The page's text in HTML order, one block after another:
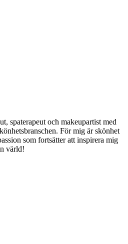
spaterapeut och makeupartist med
För mig är skönhet
som fortsätter att inspirera mig
värld!